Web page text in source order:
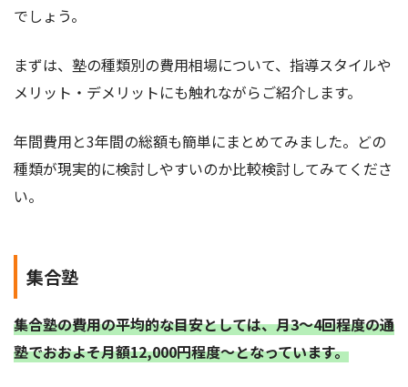
でしょう。
まずは、塾の種類別の費用相場について、指導スタイルや
メリット・デメリットにも触れながらご紹介します。
年間費用と3年間の総額も簡単にまとめてみました。どの
種類が現実的に検討しやすいのか比較検討してみてくださ
い。
集合塾
集合塾の費用の平均的な目安としては、月3～4回程度の通
塾でおおよそ月額12,000円程度～となっています。